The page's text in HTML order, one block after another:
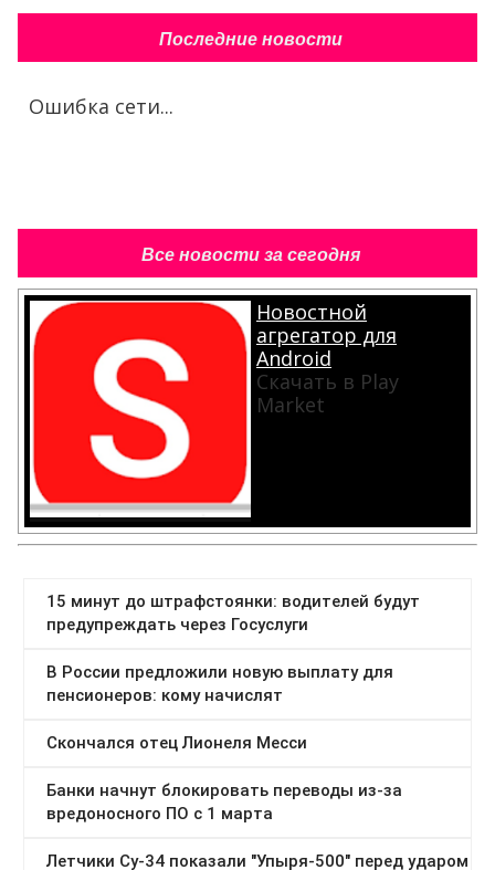
Последние новости
Ошибка сети...
Все новости за сегодня
Новостной
агрегатор для
Android
Скачать в Play
Market